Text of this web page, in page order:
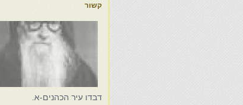
קשור
דבדו עיר הכהנים-א.